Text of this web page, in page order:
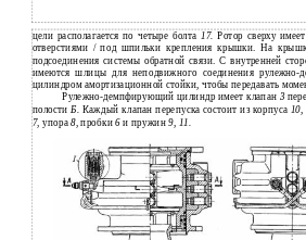
цели располагается по четыре болта 17.Ротор сверху
отверстиями / под шпильки крепления крышки. На
подсоединения системы обратной связи. С внутренней
имеются шлицы для неподвижного соединения рулежно-
цилиндром амортизационной стойки, чтобы передавать
Рулежно-демпфирующий цилиндр имеет клапан 3
полостиБ. Каждый клапан перепуска состоит из корпуса 10,
7, упора8,пробки6и пружин9, 11.